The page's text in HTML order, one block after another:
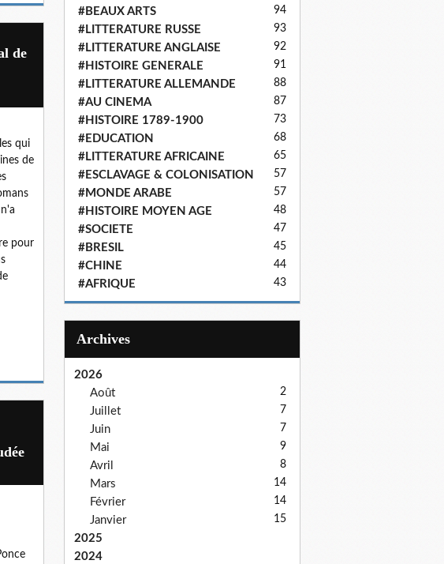
de
qui
de
pour
#BEAUX ARTS 94
#LITTERATURE RUSSE 93
#LITTERATURE ANGLAISE 92
#HISTOIRE GENERALE 91
#LITTERATURE ALLEMANDE 88
#AU CINEMA 87
#HISTOIRE 1789-1900 73
#EDUCATION 68
#LITTERATURE AFRICAINE 65
#ESCLAVAGE & COLONISATION 57
#MONDE ARABE 57
#HISTOIRE MOYEN AGE 48
#SOCIETE 47
#BRESIL 45
#CHINE 44
#AFRIQUE 43
Archives
2026
Août
2
Juillet 7
Juin 7
Mai 9
Avril 8
Mars 14
Février 14
Janvier 15
2025
2024